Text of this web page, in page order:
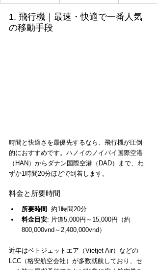
1. 飛行機｜最速・快適で一番人気
の移動手段
時間と快適さを最優先するなら、飛行機が圧倒
的におすすめです。ハノイのノイバイ国際空港
（HAN）からダナン国際空港（DAD）まで、わ
ずか1時間20分ほどで到着します。
料金と所要時間
所要時間: 約1時間20分
料金目安: 片道5,000円～15,000円（約
800,000vnd～2,400,000vnd）
近年はベトジェットエア（Vietjet Air）などの
LCC（格安航空会社）が多数就航しており、セ